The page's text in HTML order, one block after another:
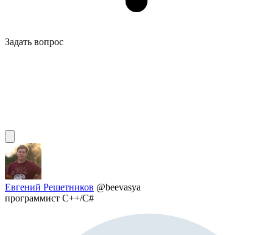
Задать вопрос
Евгений Решетников @beevasya
программист C++/C#